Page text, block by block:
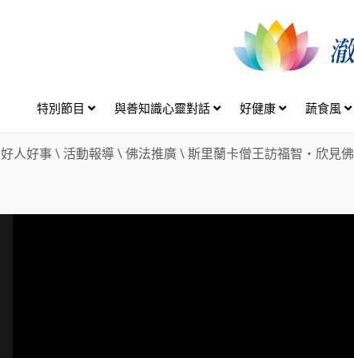
特別節目 與善知識心靈對話 好健康 蔬食風
好人好事\ 活動報導\佛法推廣\斯里蘭卡僧王訪福智・欣見佛